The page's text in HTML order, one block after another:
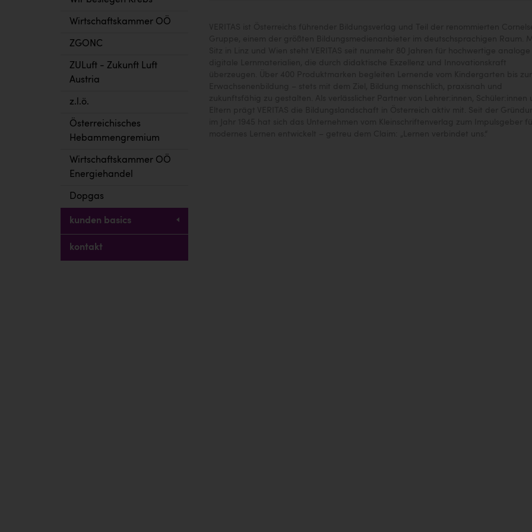
Wirtschaftskammer OÖ
ZGONC
ZULuft - Zukunft Luft
Austria
z.l.ö.
Österreichisches
Hebammengremium
Wirtschaftskammer OÖ
Energiehandel
Dopgas
kunden basics
kontakt